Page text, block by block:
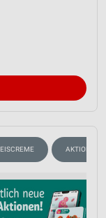
EISCREME AKTIONEN,